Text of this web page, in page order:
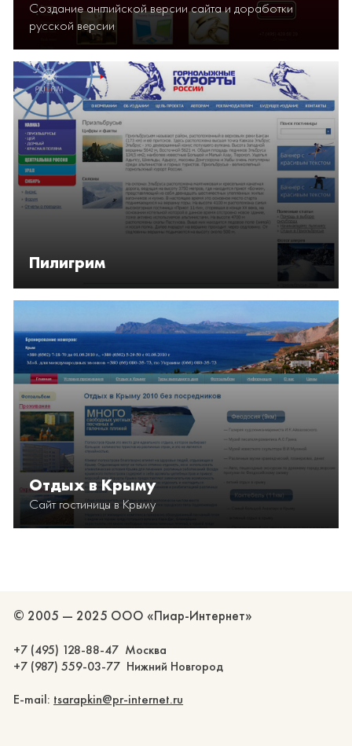
Создание английской версии сайта и доработки
русской версии
Пилигрим
Отдых в Крыму
Сайт гостиницы в Крыму
© 2005 — 2025 ООО «Пиар-Интернет»
+7 (495) 128-88-47 Москва
+7 (987) 559-03-77 Нижний Новгород
E-mail: tsarapkin@pr-internet.ru